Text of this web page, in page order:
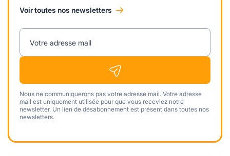
Voir toutes nos newsletters
Votre adresse mail
Nous ne communiquerons pas votre adresse mail. Votre adresse
mail est uniquement utilisée pour que vous receviez notre
newsletter. Un lien de désabonnement est présent dans toutes nos
newsletters.